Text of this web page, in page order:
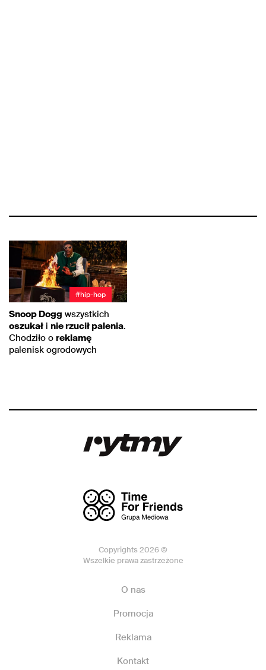
#hip-hop
Snoop Dogg wszystkich
oszukał i nie rzucił palenia.
Chodziło o reklamę
palenisk ogrodowych
Copyrights 2026 ©
Wszelkie prawa zastrzeżone
O nas
Promocja
Reklama
Kontakt